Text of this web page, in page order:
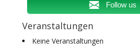
Follow us
Veranstaltungen
Keine Veranstaltungen